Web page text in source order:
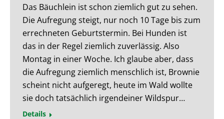
Das Bäuchlein ist schon ziemlich gut zu sehen.
Die Aufregung steigt, nur noch 10 Tage bis zum
errechneten Geburtstermin. Bei Hunden ist
das in der Regel ziemlich zuverlässig. Also
Montag in einer Woche. Ich glaube aber, dass
die Aufregung ziemlich menschlich ist, Brownie
scheint nicht aufgeregt, heute im Wald wollte
sie doch tatsächlich irgendeiner Wildspur…
Details